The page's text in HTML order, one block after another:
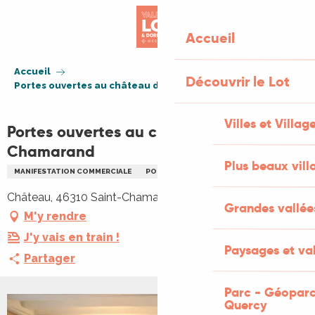
Accueil
Découvrir le Lot
Villes et
Plus beaux
Grandes
Paysages et
Parc -
Quercy
Accueil
Portes ouvertes au château de Saint-Chamarand
Portes ouvertes au château de Saint-
Chamarand
MANIFESTATION COMMERCIALE PORTES OUVERTES FAMILLE JEUX
Château, 46310 Saint-Chamarand
M'y rendre
J'y vais en train !
Partager